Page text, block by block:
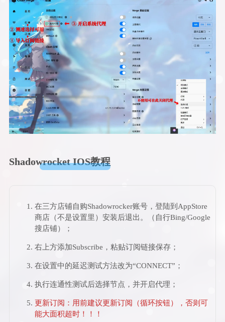
Shadowrocket IOS教程
在三方店铺自购Shadowrocker账号，登陆到AppStore
商店（不是设置里）安装后退出。（自行Bing/Google
搜店铺）；
右上方添加Subscribe，粘贴订阅链接保存；
在设置中的延迟测试方法改为“CONNECT”；
执行连通性测试后选择节点，并开启代理；
更新订阅：用前建议更新订阅（循环按钮 ），否则可
能大面积超时！！！